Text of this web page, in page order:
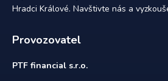
Hradci Králové. Navštivte nás a
Provozovatel
PTF financial s.r.o.